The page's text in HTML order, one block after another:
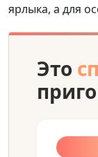
ярлыка, а для
Это